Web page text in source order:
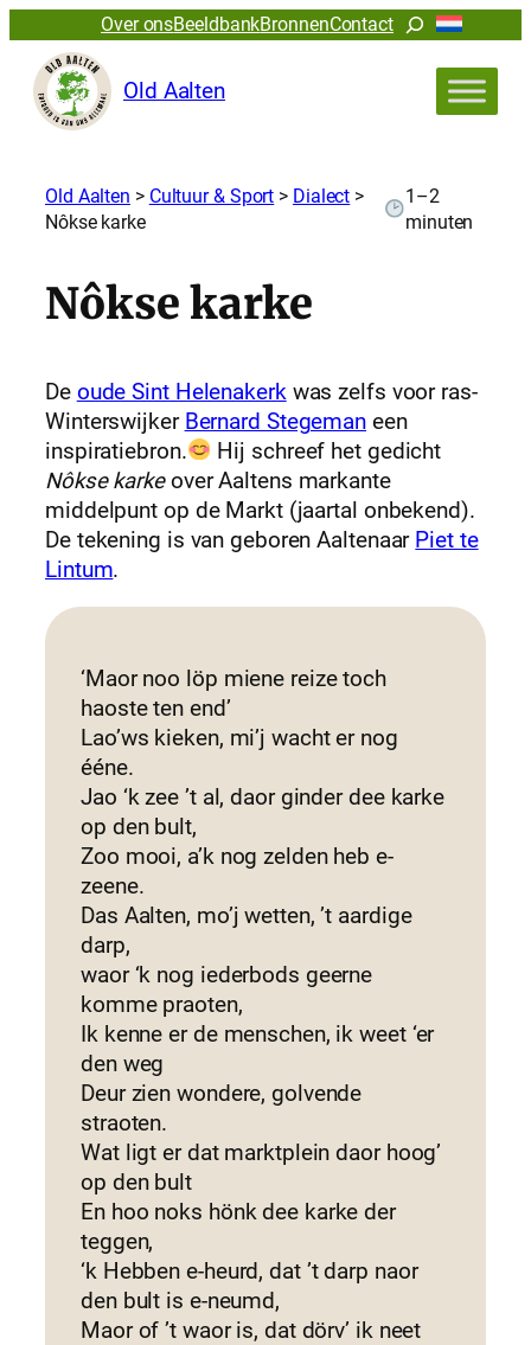
Over onsBeeldbankBronnenContactZoeken
Old Aalten
Old Aalten > Cultuur & Sport > Dialect >
Nôkse karke
1–2
minuten
Nôkse karke
De oude Sint Helenakerkwas zelfs voor ras-
Winterswijker Bernard Stegeman een
inspiratiebron.
Hij schreef het gedicht
Nôkse karkeover Aaltens markante
middelpunt op de Markt (jaartal onbekend).
De tekening is van geboren Aaltenaar Piet te
Lintum.
‘Maor noo löp miene reize toch
haoste ten end’
Lao’ws kieken, mi’j wacht er nog
ééne.
Jao ‘k zee ’t al, daor ginder dee karke
op den bult,
Zoo mooi, a’k nog zelden heb e-
zeene.
Das Aalten, mo’j wetten, ’t aardige
darp,
waor ‘k nog iederbods geerne
komme praoten,
Ik kenne er de menschen, ik weet ‘er
den weg
Deur zien wondere, golvende
straoten.
Wat ligt er dat marktplein daor hoog’
op den bult
En hoo noks hönk dee karke der
teggen,
‘k Hebben e-heurd, dat ’t darp naor
den bult is e-neumd,
Maor of ’t waor is, dat dörv’ ik neet